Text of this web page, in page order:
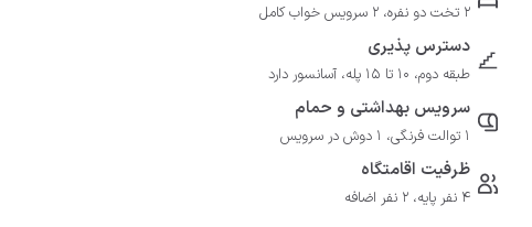
2 تخت دو نفره، 2 سرویس خواب کامل
دسترس پذیری
طبقه دوم، 10 تا 15 پله، آسانسور دارد
سرویس بهداشتی و حمام
1 توالت فرنگی، 1 دوش در سرویس
ظرفیت اقامتگاه
4 نفر پایه، 2 نفر اضافه